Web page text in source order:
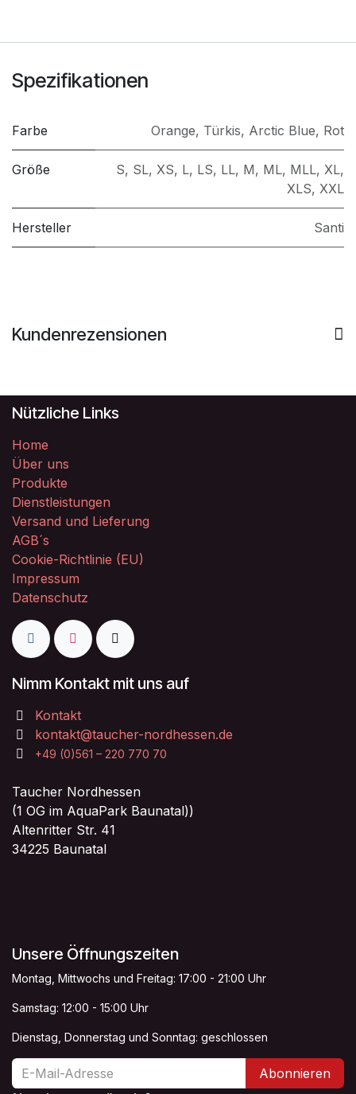
Spezifikationen
Farbe Orange, Türkis, Arctic Blue, Rot
Größe S, SL, XS, L, LS, LL, M, ML, MLL, XL,
XLS, XXL
Hersteller Santi
Kundenrezensionen
Nützliche Links
Home
Über uns
Produkte
Dienstleistungen
Versand und Lieferung
AGB´s
Cookie-Richtlinie (EU)
Impressum
Datenschutz
Nimm Kontakt mit uns auf
Kontakt
kontakt@taucher-nordhessen.de
+49 (0)561 – 220 770 70
Taucher Nordhessen
(1 OG im AquaPark Baunatal))
Altenritter Str. 41
34225 Baunatal
Unsere Öffnungszeiten
Montag, Mittwochs und Freitag: 17:00 - 21:00 Uhr
Samstag: 12:00 - 15:00 Uhr
Dienstag, Donnerstag und Sonntag: geschlossen
Abonnieren